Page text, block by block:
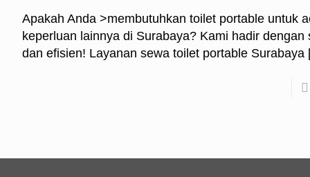
Apakah Anda >membutuhkan toilet portable untuk
keperluan lainnya di Surabaya? Kami hadir dengan
dan efisien! Layanan sewa toilet portable Surabaya